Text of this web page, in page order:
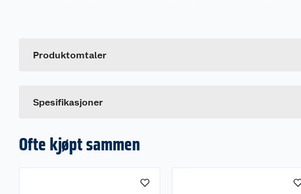
Produktomtaler
Spesifikasjoner
Leverandørens artikkelnummer
Ofte kjøpt sammen